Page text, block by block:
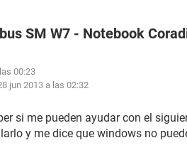
SM W7 - Notebook
00:23
jun 2013 a las 02:32
si me pueden ayudar con el
y me dice que windows no